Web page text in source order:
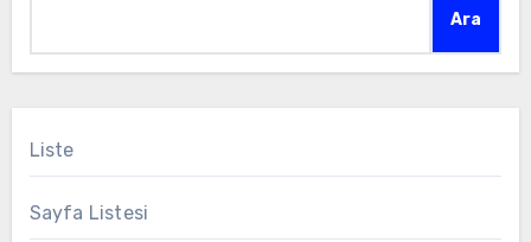
Ara
Liste
Sayfa Listesi